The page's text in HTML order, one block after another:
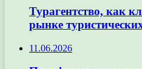
Турагентство, как
рынке
11.06.2026